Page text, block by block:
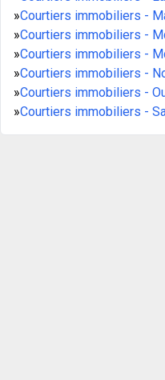
»Courtiers immobiliers -
»Courtiers immobiliers -
»Courtiers immobiliers -
»Courtiers immobiliers -
»Courtiers immobiliers -
»Courtiers immobiliers -